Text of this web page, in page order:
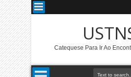
Catequese Para Ir Ao